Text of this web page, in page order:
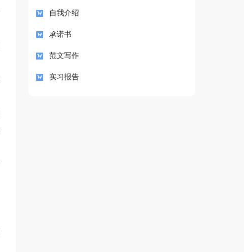
自我介绍
承诺书
范文写作
实习报告